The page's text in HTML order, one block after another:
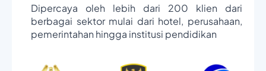
Dipercaya oleh lebih dari 200 klien dari
berbagai sektor mulai dari hotel, perusahaan,
pemerintahan hingga institusi pendidikan